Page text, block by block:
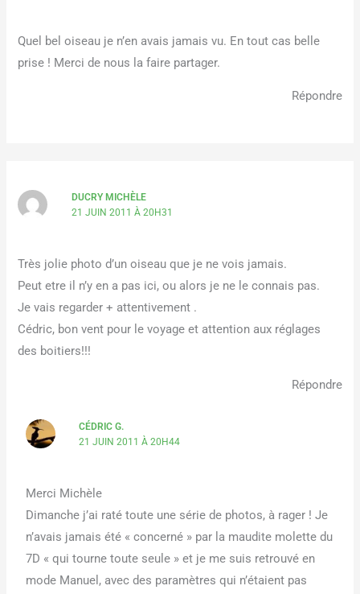
Quel bel oiseau je n’en avais jamais vu. En tout cas belle
prise ! Merci de nous la faire partager.
Répondre
DUCRY MICHÈLE
21 JUIN 2011 À 20H31
Très jolie photo d’un oiseau que je ne vois jamais.
Peut etre il n’y en a pas ici, ou alors je ne le connais pas.
Je vais regarder + attentivement .
Cédric, bon vent pour le voyage et attention aux réglages
des boitiers!!!
Répondre
CÉDRIC G.
21 JUIN 2011 À 20H44
Merci Michèle
Dimanche j’ai raté toute une série de photos, à rager ! Je
n’avais jamais été « concerné » par la maudite molette du
7D « qui tourne toute seule » et je me suis retrouvé en
mode Manuel, avec des paramètres qui n’étaient pas